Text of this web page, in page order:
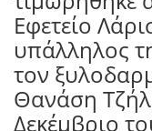
Εφετείο
υπάλληλος
τον
Θανάση
Δεκέμβριο